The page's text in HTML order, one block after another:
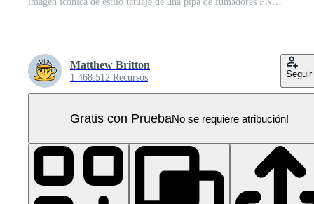
Matthew Britton
1.468.512 Recursos Seguir
Gratis con PruebaNo se requiere atribución!